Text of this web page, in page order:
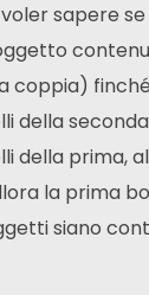
sapere
coppia)
della
della prima,
la prima
siano